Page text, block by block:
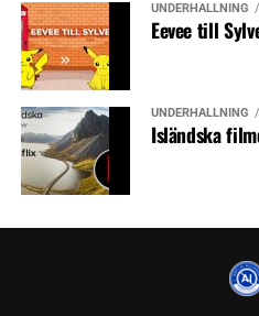
UNDERHÅLLNING
Eevee till
UNDERHÅLLNING
Isländska